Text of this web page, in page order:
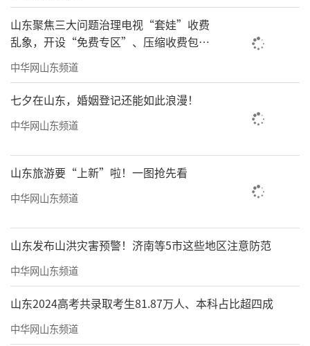
山东聚焦三大问题治理电视“套娃”收费
乱象，开设“免费专区”、压缩收费包比
例70%以上
中华网山东频道
七夕在山东，婚姻登记还能如此浪漫！
中华网山东频道
山东旅游要“上新”啦！一图抢先看
中华网山东频道
山东发布山洪灾害预警！济南等5市这些地区注意防范
中华网山东频道
山东2024高考共录取考生81.87万人、本科占比超四成
中华网山东频道